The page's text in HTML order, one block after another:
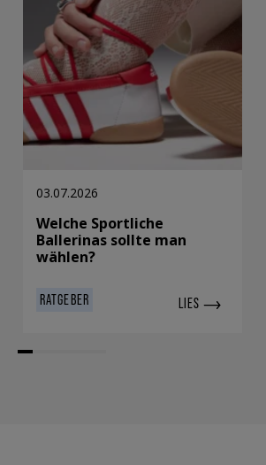
03.07.2026
Welche Sportliche
Ballerinas sollte man
wählen?
RATGEBER LIES